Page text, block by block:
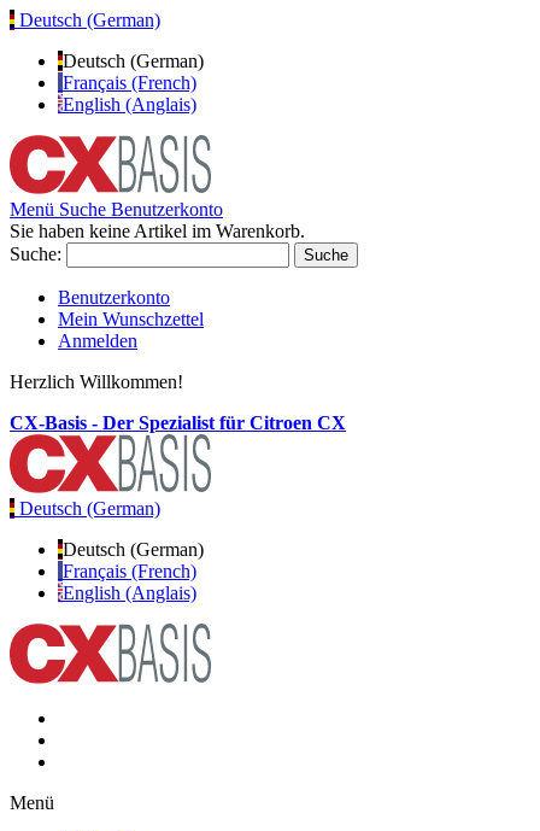
Deutsch (German)
Deutsch (German)
Français (French)
English (Anglais)
Menü Suche Benutzerkonto
Sie haben keine Artikel im Warenkorb.
Suche:
Suche
Benutzerkonto
Mein Wunschzettel
Anmelden
Herzlich Willkommen!
CX-Basis - Der Spezialist für Citroen CX
Deutsch (German)
Deutsch (German)
Français (French)
English (Anglais)
Menü